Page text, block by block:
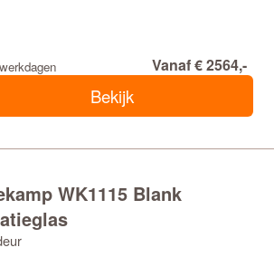
Vanaf € 2564,-
Bekijk
WK1115 Blank